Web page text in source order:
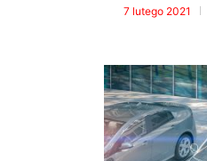
7 lutego 2021